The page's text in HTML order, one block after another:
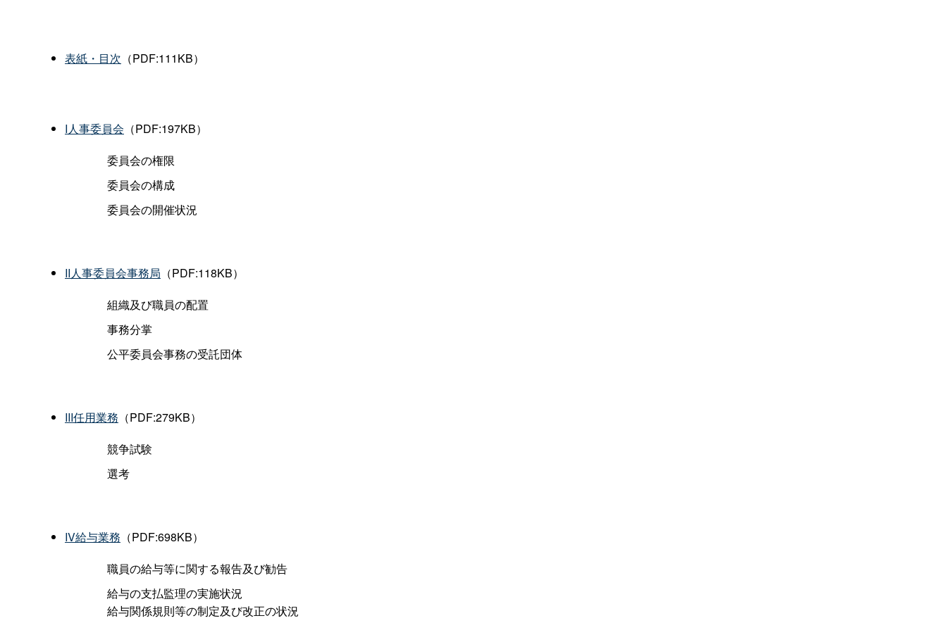
表紙・目次 （PDF:111KB）
I人事委員会 （PDF:197KB）
委員会の権限
委員会の構成
委員会の開催状況
II人事委員会事務局 （PDF:118KB）
組織及び職員の配置
事務分掌
公平委員会事務の受託団体
III任用業務 （PDF:279KB）
競争試験
選考
IV給与業務 （PDF:698KB）
職員の給与等に関する報告及び勧告
給与の支払監理の実施状況
給与関係規則等の制定及び改正の状況